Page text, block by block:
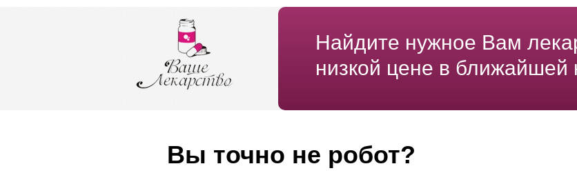
Найдите нужное Вам
низкой цене в ближайшей
Вы точно не робот?